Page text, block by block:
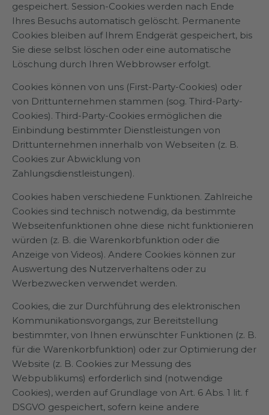
gespeichert. Session-Cookies werden nach Ende
Ihres Besuchs automatisch gelöscht. Permanente
Cookies bleiben auf Ihrem Endgerät gespeichert, bis
Sie diese selbst löschen oder eine automatische
Löschung durch Ihren Webbrowser erfolgt.
Cookies können von uns (First-Party-Cookies) oder
von Drittunternehmen stammen (sog. Third-Party-
Cookies). Third-Party-Cookies ermöglichen die
Einbindung bestimmter Dienstleistungen von
Drittunternehmen innerhalb von Webseiten (z. B.
Cookies zur Abwicklung von
Zahlungsdienstleistungen).
Cookies haben verschiedene Funktionen. Zahlreiche
Cookies sind technisch notwendig, da bestimmte
Webseitenfunktionen ohne diese nicht funktionieren
würden (z. B. die Warenkorbfunktion oder die
Anzeige von Videos). Andere Cookies können zur
Auswertung des Nutzerverhaltens oder zu
Werbezwecken verwendet werden.
Cookies, die zur Durchführung des elektronischen
Kommunikationsvorgangs, zur Bereitstellung
bestimmter, von Ihnen erwünschter Funktionen (z. B.
für die Warenkorbfunktion) oder zur Optimierung der
Website (z. B. Cookies zur Messung des
Webpublikums) erforderlich sind (notwendige
Cookies), werden auf Grundlage von Art. 6 Abs. 1 lit. f
DSGVO gespeichert, sofern keine andere